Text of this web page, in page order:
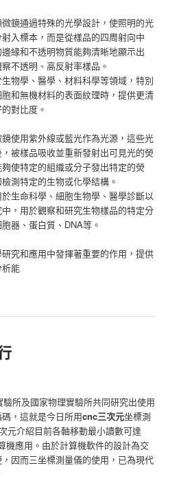
微鏡通過特殊的光學設計，使照明的光
入標本，而是從樣品的四周射向中
緣和不透明物質能夠清晰地顯示出
不透明、高反射率樣品。
生物學、醫學、材料科學等領域，特別
和無機材料的表面紋理時，提供更清
對比度。
鏡使用紫外線或藍光作為光源，這些光
被樣品吸收並重新發射出可見光的熒
使特定的組織或分子發出特定的熒
測特定的生物或化學結構。
於生命科學、細胞生物學、醫學診斷以
，用於觀察和研究生物樣品的特定分
器、蛋白質、DNA等。
究和應用中發揮著重要的作用，提供
能
所及國家物理實驗所共同研究出使用
，這就是今日所用cnc三次元坐標測
元介紹目前各軸移動最小讀數可達
機應用。由於計算機軟件的設計為交
因而三坐標測量儀的使用，已為現代